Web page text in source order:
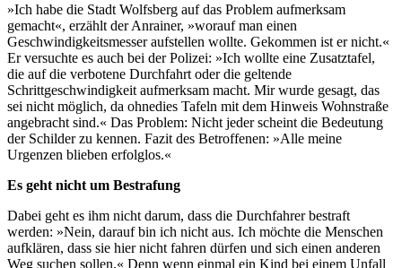
»Ich habe die Stadt Wolfsberg auf das Problem aufmerksam
gemacht«, erzählt der Anrainer, »worauf man einen
Geschwindigkeitsmesser aufstellen wollte. Gekommen ist er nicht.«
Er versuchte es auch bei der Polizei: »Ich wollte eine Zusatztafel,
die auf die verbotene Durchfahrt oder die geltende
Schrittgeschwindigkeit aufmerksam macht. Mir wurde gesagt, das
sei nicht möglich, da ohnedies Tafeln mit dem Hinweis Wohnstraße
angebracht sind.« Das Problem: Nicht jeder scheint die Bedeutung
der Schilder zu kennen. Fazit des Betroffenen: »Alle meine
Urgenzen blieben erfolglos.«
Es geht nicht um Bestrafung
Dabei geht es ihm nicht darum, dass die Durchfahrer bestraft
werden: »Nein, darauf bin ich nicht aus. Ich möchte die Menschen
aufklären, dass sie hier nicht fahren dürfen und sich einen anderen
Weg suchen sollen.« Denn wenn einmal ein Kind bei einem Unfall